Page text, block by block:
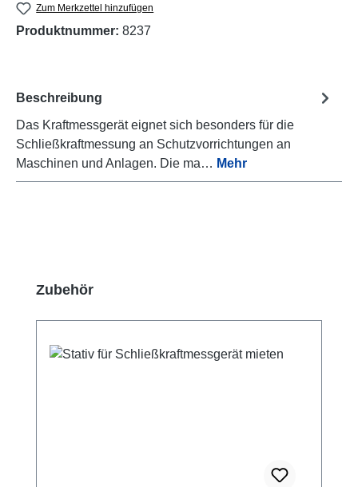
Zum Merkzettel hinzufügen
Produktnummer: 8237
Beschreibung
Das Kraftmessgerät eignet sich besonders für die
Schließkraftmessung an Schutzvorrichtungen an
Maschinen und Anlagen. Die ma… Mehr
Produktgalerie überspringen
Zubehör